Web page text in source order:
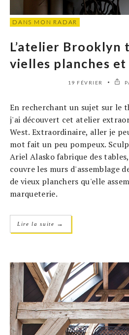
DANS MON RADAR
L’atelier Brooklyn
vielles planches
19 FÉVRIER
En recherchant un sujet sur le
j'ai découvert cet atelier
West. Extraordinaire, aller je
mot fait un peu pompeux.
Ariel Alasko fabrique des
couvre les murs d'assemblage
de vieux planchers qu'elle
marqueterie.
Lire la suite →